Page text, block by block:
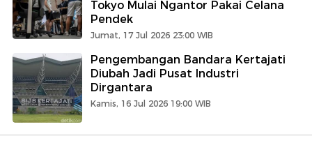
Tokyo Mulai Ngantor Pakai Celana
Pendek
Jumat, 17 Jul 2026 23:00 WIB
Pengembangan Bandara Kertajati
Diubah Jadi Pusat Industri
Dirgantara
Kamis, 16 Jul 2026 19:00 WIB